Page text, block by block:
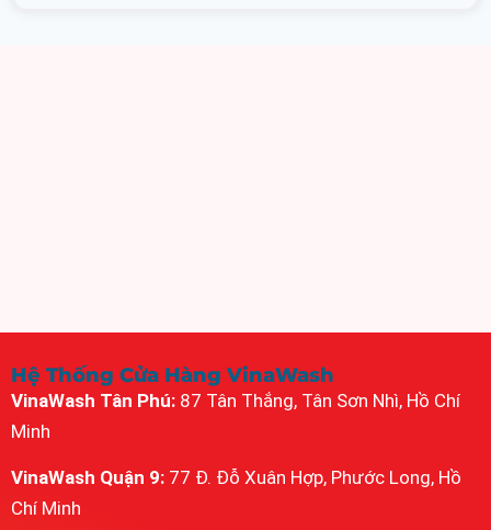
Hệ Thống Cửa Hàng VinaWash
VinaWash Tân Phú: 87 Tân Thắng, Tân Sơn Nhì, Hồ Chí
Minh
VinaWash Quận 9: 77 Đ. Đỗ Xuân Hợp, Phước Long, Hồ
Chí Minh